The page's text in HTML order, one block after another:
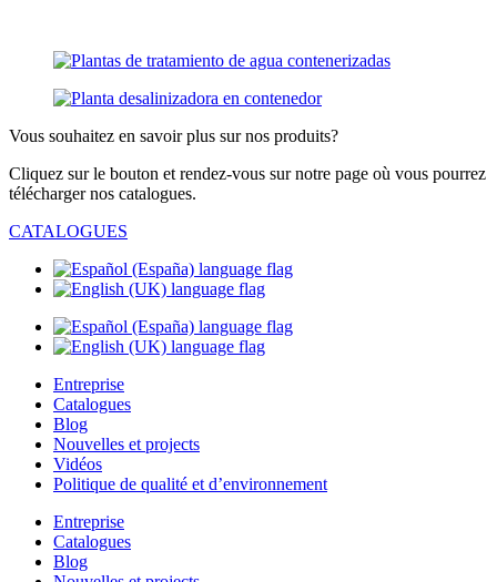
Vous souhaitez en savoir plus sur nos produits?
Cliquez sur le bouton et rendez-vous sur notre page où vous pourrez
télécharger nos catalogues.
CATALOGUES
Entreprise
Catalogues
Blog
Nouvelles et projects
Vidéos
Politique de qualité et d’environnement
Entreprise
Catalogues
Blog